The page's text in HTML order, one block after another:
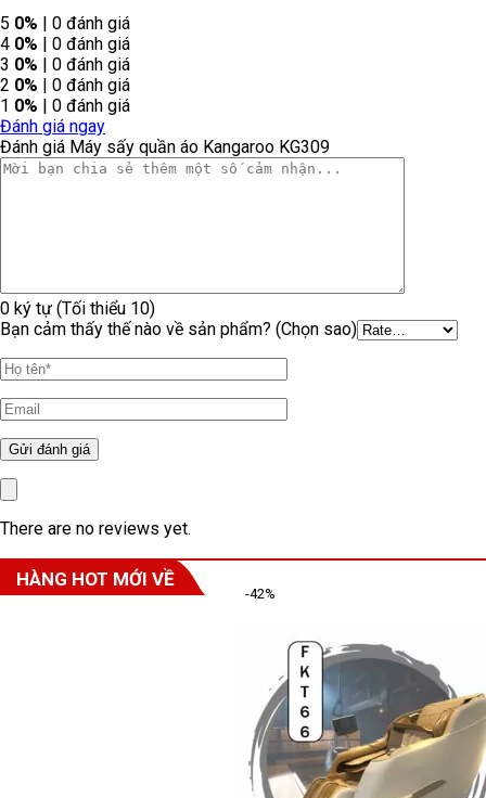
5 0% | 0 đánh giá
4 0% | 0 đánh giá
3 0% | 0 đánh giá
2 0% | 0 đánh giá
1 0% | 0 đánh giá
Đánh giá ngay
Đánh giá Máy sấy quần áo Kangaroo KG309
0 ký tự (Tối thiểu 10)
Bạn cảm thấy thế nào về sản phẩm? (Chọn sao)
There are no reviews yet.
HÀNG HOT MỚI VỀ
-42%